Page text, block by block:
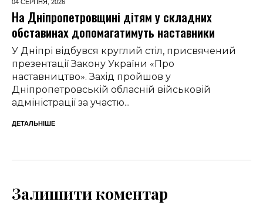
04 СЕРПНЯ, 2026
На Дніпропетровщині дітям у складних
обставинах допомагатимуть наставники
У Дніпрі відбувся круглий стіл, присвячений
презентації Закону України «Про
наставництво». Захід пройшов у
Дніпропетровській обласній військовій
адміністрації за участю...
ДЕТАЛЬНІШЕ
Залишити коментар